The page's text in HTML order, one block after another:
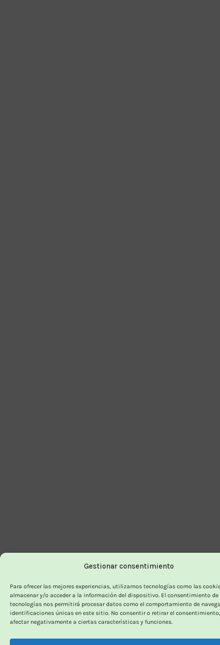
Gestionar consentimiento
Para ofrecer las mejores experiencias, utilizamos tecnologías como las
almacenar y/o acceder a la información del dispositivo. El consentimiento de
tecnologías nos permitirá procesar datos como el comportamiento de
identificaciones únicas en este sitio. No consentir o retirar el
afectar negativamente a ciertas características y funciones.